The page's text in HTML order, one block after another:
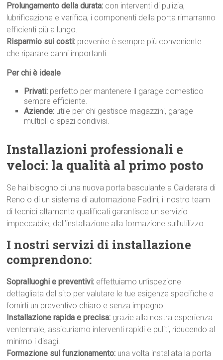
Prolungamento della durata: con interventi di pulizia,
lubrificazione e verifica, i componenti della porta rimarranno
efficienti più a lungo.
Risparmio sui costi: prevenire è sempre più conveniente
che riparare danni importanti.
Per chi è ideale
Privati: perfetto per mantenere il garage domestico
sempre efficiente.
Aziende: utile per chi gestisce magazzini, garage
multipli o spazi condivisi.
Installazioni professionali e
veloci: la qualità al primo posto
Se hai bisogno di una nuova porta basculante a Calderara di
Reno o di un sistema di automazione Fadini, il nostro team
di tecnici altamente qualificati garantisce un servizio
impeccabile, dall’installazione alla formazione sull’utilizzo.
I nostri servizi di installazione
comprendono:
Sopralluoghi e preventivi: effettuiamo un’ispezione
dettagliata del sito per valutare le tue esigenze specifiche e
fornirti un preventivo chiaro e senza impegno.
Installazione rapida e precisa: grazie alla nostra esperienza
ventennale, assicuriamo interventi rapidi e puliti, riducendo al
minimo i disagi.
Formazione sul funzionamento: una volta installata la porta